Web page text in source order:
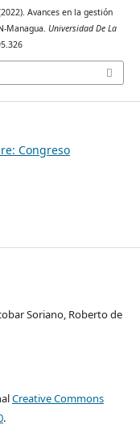
Avances en la gestión
Managua. Universidad De La
Congreso
Soriano, Roberto de
Creative Commons
.